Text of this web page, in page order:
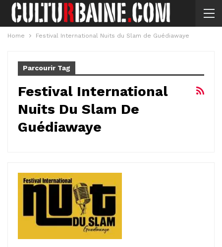
Home Festival International Nuits du Slam de Guédiawaye
Parcourir Tag
Festival International
Nuits Du Slam De
Guédiawaye